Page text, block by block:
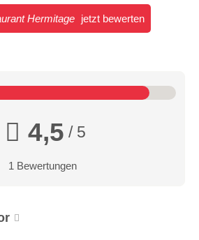
Hermitage jetzt bewerten
4,5 / 5
1 Bewertungen